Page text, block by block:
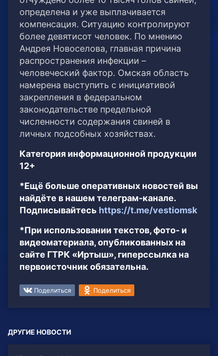
определена и уже выплачивается
компенсация. Ситуацию контролируют
более девятисот человек. По мнению
Андрея Новоселова, главная причина
распространения инфекции –
человеческий фактор. Омская область
намерена выступить с инициативой
закрепления в федеральном
законодательстве предельной
численности содержания свиней в
личных подсобных хозяйствах.
Категория информационной продукции
12+
*Ещё больше оперативных новостей вы
найдёте в нашем телеграм-канале.
Подписывайтесь https://t.me/vestiomsk
*При использовании текстов, фото- и
видеоматериала, опубликованных на
сайте ГТРК «Иртыш», гиперссылка на
первоисточник обязательна.
Поделиться Поделиться
ДРУГИЕ НОВОСТИ